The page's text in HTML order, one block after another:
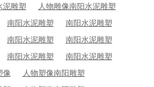
泥雕塑
人物雕像南阳水泥雕塑
南阳水泥雕塑
南阳水泥雕塑
南阳水泥雕塑
南阳水泥雕塑
南阳水泥雕塑
南阳水泥雕塑
像
人物塑像南阳雕塑